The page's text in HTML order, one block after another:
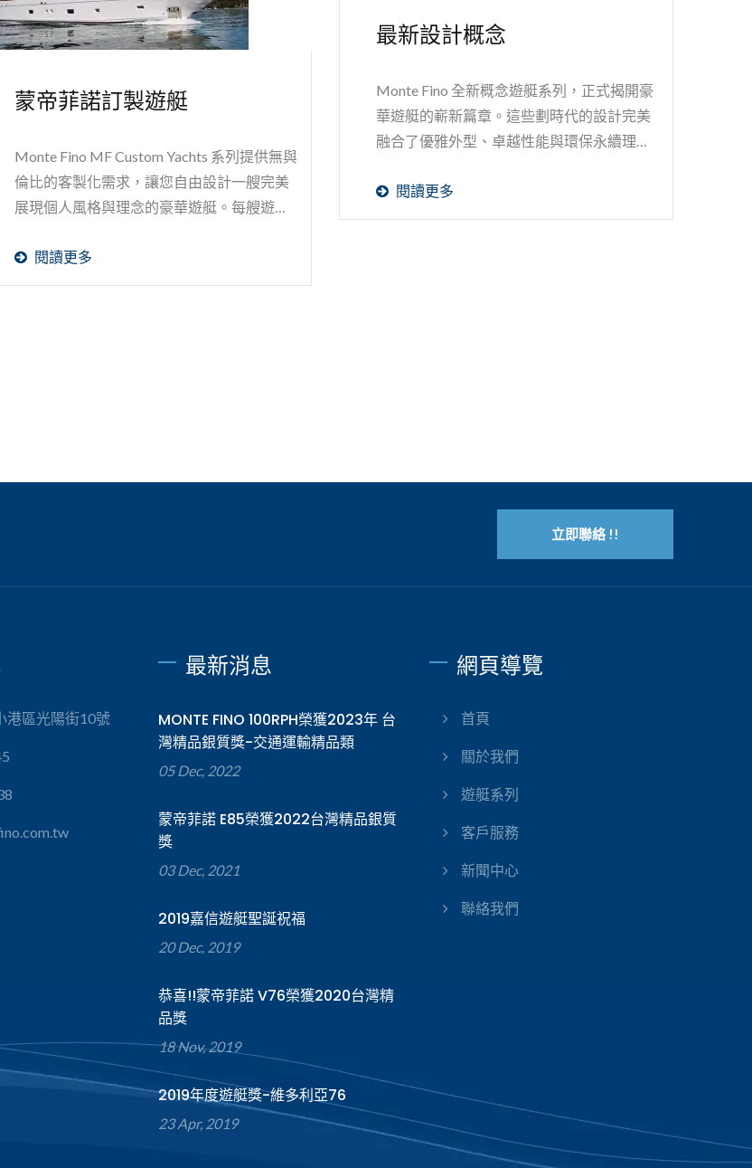
蒙帝菲諾訂製遊艇
Monte Fino MF Custom Yachts 系列提供無與
倫比的客製化需求，讓您自由設計一艘完美
展現個人風格與理念的豪華遊艇。每艘遊艇
閱讀更多
最新設計概念
Monte Fino 全新概念遊艇系列，正式揭開豪
華遊艇的嶄新篇章。這些劃時代的設計完美
融合了優雅外型、卓越性能與環保永續理
定義豪華遊艇標準的典範。每一艘概念遊艇
都是對未來海上生活方式的展望，從細節到
閱讀更多
立即聯絡 !!
港區光陽街10號
最新消息
MONTE FINO 100RPH榮獲2023年 台
灣精品銀質獎-交通運輸精品類
05 Dec, 2022
蒙帝菲諾 E85榮獲2022台灣精品銀質
獎
03 Dec, 2021
2019嘉信遊艇聖誕祝福
20 Dec, 2019
恭喜!!蒙帝菲諾 V76榮獲2020台灣精
品獎
18 Nov, 2019
2019年度遊艇獎-維多利亞76
23 Apr, 2019
網頁導覽
首頁
關於我們
遊艇系列
客戶服務
新聞中心
聯絡我們